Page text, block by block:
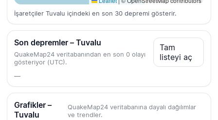
İşaretçiler Tuvalu içindeki en son 30 depremi gösterir.
Son depremler – Tuvalu
QuakeMap24 veritabanından en son 0 olayı
gösteriyor (UTC).
Tam
listeyi aç
—
Grafikler –
Tuvalu
QuakeMap24 veritabanına dayalı dağılımlar
ve trendler.